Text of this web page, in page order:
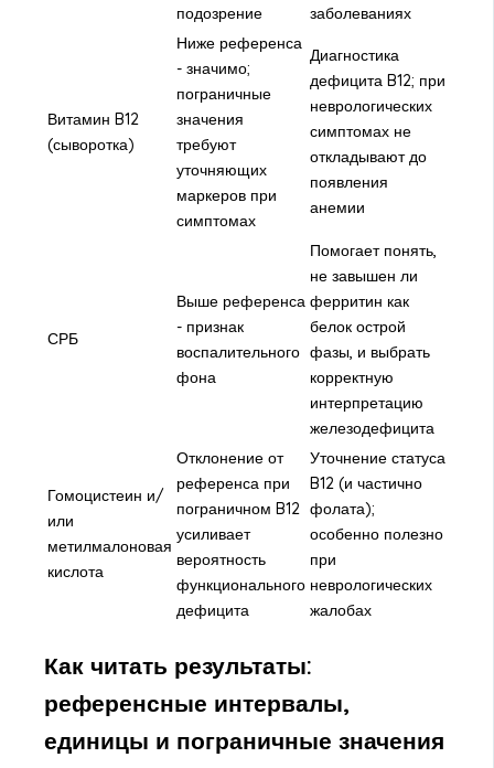
подозрение
заболеваниях
Витамин B12
(сыворотка)
Ниже референса
- значимо;
пограничные
значения
требуют
уточняющих
маркеров при
симптомах
Диагностика
дефицита B12; при
неврологических
симптомах не
откладывают до
появления
анемии
СРБ
Выше референса
- признак
воспалительного
фона
Помогает понять,
не завышен ли
ферритин как
белок острой
фазы, и выбрать
корректную
интерпретацию
железодефицита
Гомоцистеин и/
или
метилмалоновая
кислота
Отклонение от
референса при
пограничном B12
усиливает
вероятность
функционального
дефицита
Уточнение статуса
B12 (и частично
фолата);
особенно полезно
при
неврологических
жалобах
Как читать результаты:
референсные интервалы,
единицы и пограничные значения